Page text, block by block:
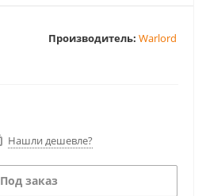
Производитель: Warlord
Нашли дешевле?
Под заказ